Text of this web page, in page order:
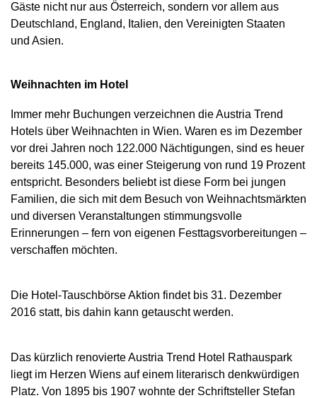
Gäste nicht nur aus Österreich, sondern vor allem aus
Deutschland, England, Italien, den Vereinigten Staaten
und Asien.
Weihnachten im Hotel
Immer mehr Buchungen verzeichnen die Austria Trend
Hotels über Weihnachten in Wien. Waren es im Dezember
vor drei Jahren noch 122.000 Nächtigungen, sind es heuer
bereits 145.000, was einer Steigerung von rund 19 Prozent
entspricht. Besonders beliebt ist diese Form bei jungen
Familien, die sich mit dem Besuch von Weihnachtsmärkten
und diversen Veranstaltungen stimmungsvolle
Erinnerungen – fern von eigenen Festtagsvorbereitungen –
verschaffen möchten.
Die Hotel-Tauschbörse Aktion findet bis 31. Dezember
2016 statt, bis dahin kann getauscht werden.
Das kürzlich renovierte Austria Trend Hotel Rathauspark
liegt im Herzen Wiens auf einem literarisch denkwürdigen
Platz. Von 1895 bis 1907 wohnte der Schriftsteller Stefan